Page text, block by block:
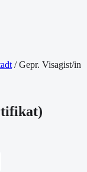
/Gepr. Visagist/in
)